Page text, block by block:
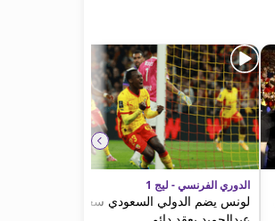
الدوري الفرنسي - ليج 1
لونس يضم الدولي السعودي سعود